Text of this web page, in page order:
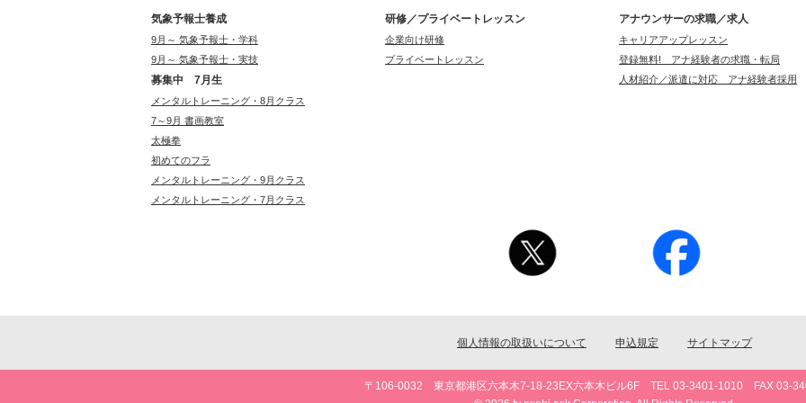
気象予報士養成
9月～ 気象予報士・学科
9月～ 気象予報士・実技
募集中 7月生
メンタルトレーニング・8月クラス
7～9月 書画教室
太極拳
初めてのフラ
メンタルトレーニング・9月クラス
メンタルトレーニング・7月クラス
研修／プライベートレッスン
企業向け研修
プライベートレッスン
アナウンサーの求職／求人
キャリアアップレッスン
登録無料! アナ経験者の求職・転局
人材紹介／派遣に対応 アナ経験者採用
個人情報の取扱いについて 申込規定 サイトマップ
〒106-0032 東京都港区六本木7-18-23EX六本木ビル6F TEL 03-3401-1010 FAX 03-